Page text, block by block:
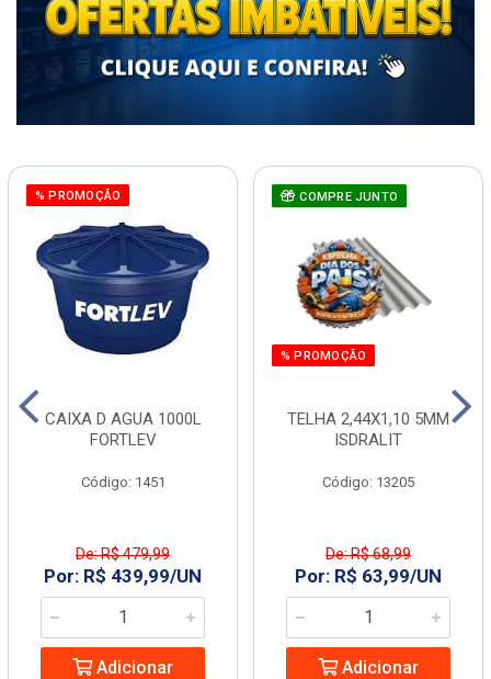
% PROMOÇÃO
CAIXA D AGUA 1000L
FORTLEV
Código: 1451
De: R$ 479,99
Por: R$ 439,99/UN
Adicionar
COMPRE JUNTO
% PROMOÇÃO
TELHA 2,44X1,10 5MM
ISDRALIT
Código: 13205
De: R$ 68,99
Por: R$ 63,99/UN
Adicionar